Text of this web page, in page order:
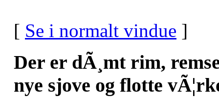
[ Se i normalt vindue ]
Der er dÃ¸mt rim,
nye sjove og flotte